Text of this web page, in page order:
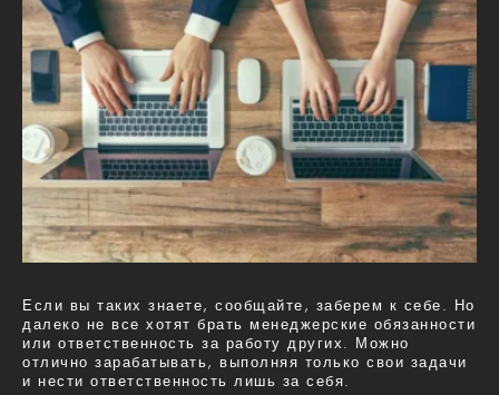
Если вы таких знаете, сообщайте, заберем к себе. Но
далеко не все хотят брать менеджерские обязанности
или ответственность за работу других. Можно
отлично зарабатывать, выполняя только свои задачи
и нести ответственность лишь за себя.